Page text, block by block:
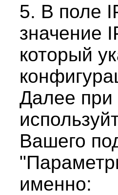
5. В поле
значение
который
Далее
Вашего
именно: